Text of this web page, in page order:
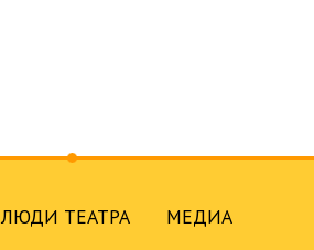
ЛЮДИ ТЕАТРА МЕДИА